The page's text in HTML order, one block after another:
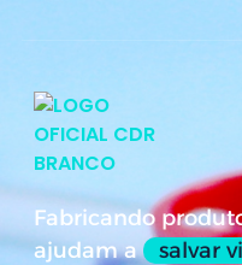
Fabricando
ajudam a salvar